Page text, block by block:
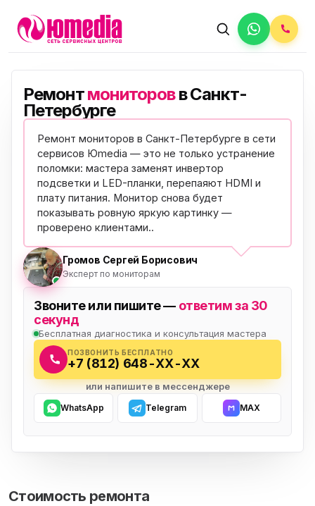
Ремонтмониторовв Санкт-
Петербурге
Ремонт мониторов в Санкт-Петербурге в сети
сервисов Юmedia — это не только устранение
поломки: мастера заменят инвертор
подсветки и LED-планки, перепаяют HDMI и
плату питания. Монитор снова будет
показывать ровную яркую картинку —
проверено клиентами..
Громов Сергей Борисович
Эксперт по мониторам
Звоните или пишите — ответим за 30
секунд
Бесплатная диагностика и консультация мастера
ПОЗВОНИТЬ БЕСПЛАТНО
+7 (812) 648-XX-XX
или напишите в мессенджере
WhatsApp Telegram MAX
Стоимость ремонта